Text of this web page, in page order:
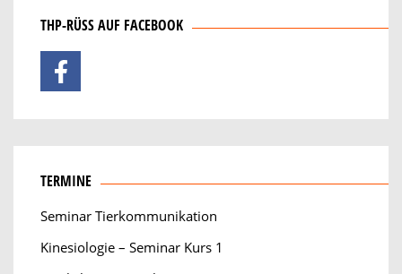
THP-RÜSS AUF FACEBOOK
TERMINE
Seminar Tierkommunikation
Kinesiologie – Seminar Kurs 1